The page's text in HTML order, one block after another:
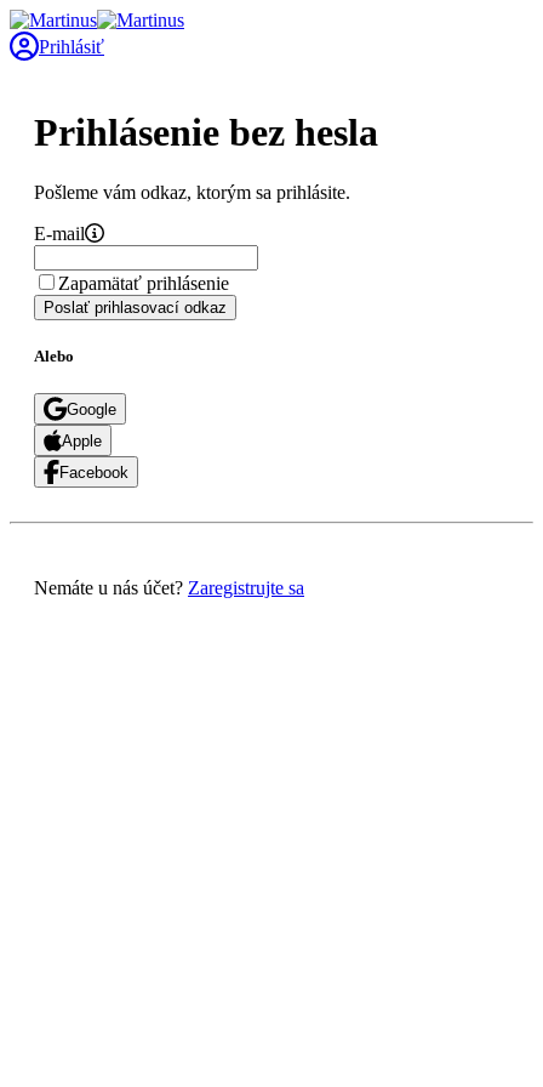
Prihlásiť
Prihlásenie bez hesla
Pošleme vám odkaz, ktorým sa prihlásite.
E-mail
Zapamätať prihlásenie
Poslať prihlasovací odkaz
Alebo
Google
Apple
Facebook
Nemáte u nás účet? Zaregistrujte sa